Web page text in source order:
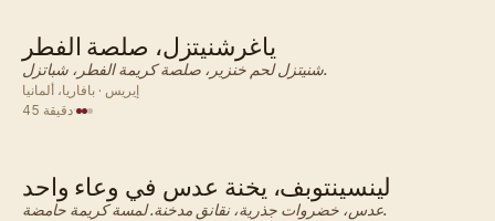
ألماني · عشاء
ياغرشنيتزل، صلصة الفطر
شنيتزل لحم خنزير، صلصة كريمة الفطر، شباتزل.
إيريس · بافاريا، ألمانيا
45 دقيقة·
ألماني · عشاء
لينسينتوبف، يخنة عدس في وعاء واحد
عدس، خضروات جذرية، نقانق مدخنة. لمسة كريمة حامضة.